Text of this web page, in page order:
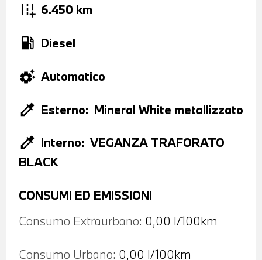
add_road 6.450 km
local_gas_station Diesel
settings_suggest Automatico
colorize Esterno: Mineral White metallizzato
colorize Interno: VEGANZA TRAFORATO
BLACK
CONSUMI ED EMISSIONI
Consumo Extraurbano: 0,00 l/100km
Consumo Urbano: 0,00 l/100km